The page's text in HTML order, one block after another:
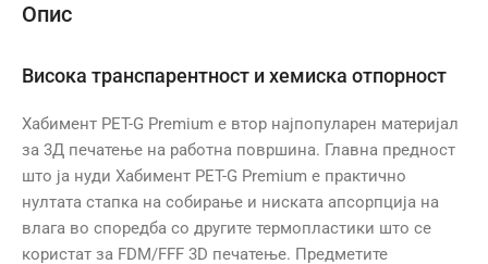
Опис
Висока транспарентност и хемиска отпорност
Хабимент PET-G Premium е втор најпопуларен материјал
за 3Д печатење на работна површина. Главна предност
што ја нуди Хабимент PET-G Premium е практично
нултата стапка на собирање и ниската апсорпција на
влага во споредба со другите термопластики што се
користат за FDM/FFF 3D печатење. Предметите